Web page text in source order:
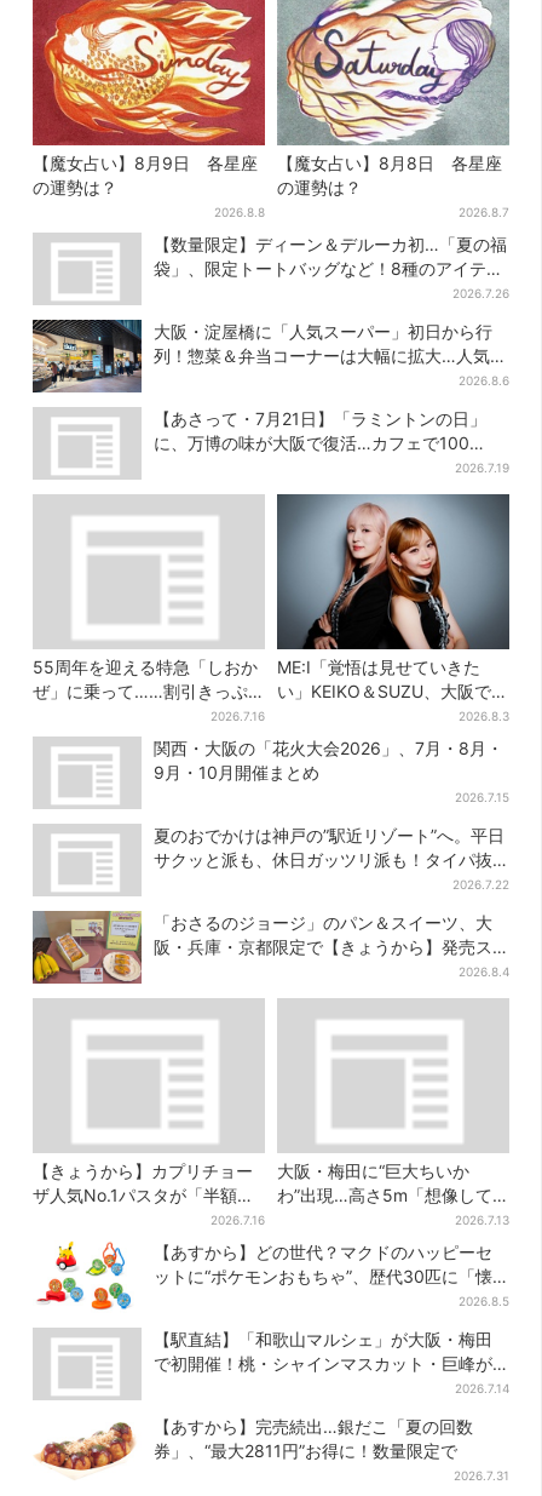
【魔女占い】8月9日 各星座
の運勢は？
2026.8.8
【魔女占い】8月8日 各星座
の運勢は？
2026.8.7
【数量限定】ディーン＆デルーカ初…「夏の福
袋」、限定トートバッグなど！8種のアイテム
2026.7.26
大阪・淀屋橋に「人気スーパー」初日から行
列！惣菜＆弁当コーナーは大幅に拡大…人気商
2026.8.6
【あさって・7月21日】「ラミントンの日」
に、万博の味が大阪で復活…カフェで100
2026.7.19
55周年を迎える特急「しおか
ぜ」に乗って……割引きっぷ
で、松山・道後温泉と南予を
満喫【大阪から愛媛へおトク
旅】
2026.7.16
ME:I「覚悟は見せていきた
い」KEIKO＆SUZU、大阪で語
る…“日プ女子”からの3年間
と、7人で目指す夢
2026.8.3
関西・大阪の「花火大会2026」、7月・8月・
9月・10月開催まとめ
2026.7.15
夏のおでかけは神戸の”駅近リゾート”へ。平日
サクッと派も、休日ガッツリ派も！タイパ抜
2026.7.22
「おさるのジョージ」のパン＆スイーツ、大
阪・兵庫・京都限定で【きょうから】発売ス
2026.8.4
【きょうから】カプリチョー
ザ人気No.1パスタが「半額」
に！大創業祭の第2弾まもなく
スタート
2026.7.16
大阪・梅田に“巨大ちいか
わ”出現…高さ5m「想像して
たより結構デカい」「ちい
さ…くはない」
2026.7.13
【あすから】どの世代？マクドのハッピーセ
ットに“ポケモンおもちゃ”、歴代30匹に「懐
2026.8.5
【駅直結】「和歌山マルシェ」が大阪・梅田
で初開催！桃・シャインマスカット・巨峰が
2026.7.14
【あすから】完売続出…銀だこ「夏の回数
券」、“最大2811円”お得に！数量限定で
2026.7.31